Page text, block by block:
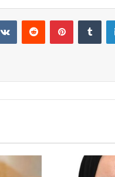
لينكدإن بينتيريست